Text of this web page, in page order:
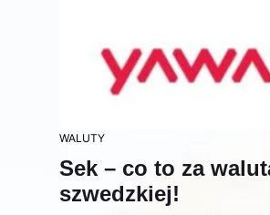
WALUTY
Sek – co to za
szwedzkiej!